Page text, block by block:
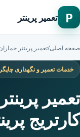
P تعمیر پرینتر
صفحه اصلی/تعمیر پرینتر
خدمات تعمیر و نگهداری چاپگر
تعمیر
کارتریج